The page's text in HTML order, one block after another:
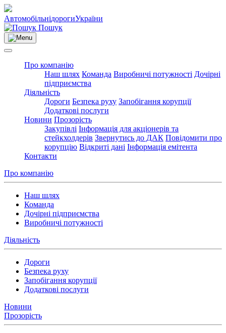
АвтомобільнідорогиУкраїни
Пошук
Про компанію
Наш шлях Команда Виробничі потужності Дочірні
підприємства
Діяльність
Дороги Безпека руху Запобігання корупції
Додаткові послуги
Новини Прозорість
Закупівлі Інформація для акціонерів та
стейкхолдерів Звернутись до ДАК Повідомити про
корупцію Відкриті дані Інформація емітента
Контакти
Про компанію
Наш шлях
Команда
Дочірні підприємства
Виробничі потужності
Діяльність
Дороги
Безпека руху
Запобігання корупції
Додаткові послуги
Новини
Прозорість